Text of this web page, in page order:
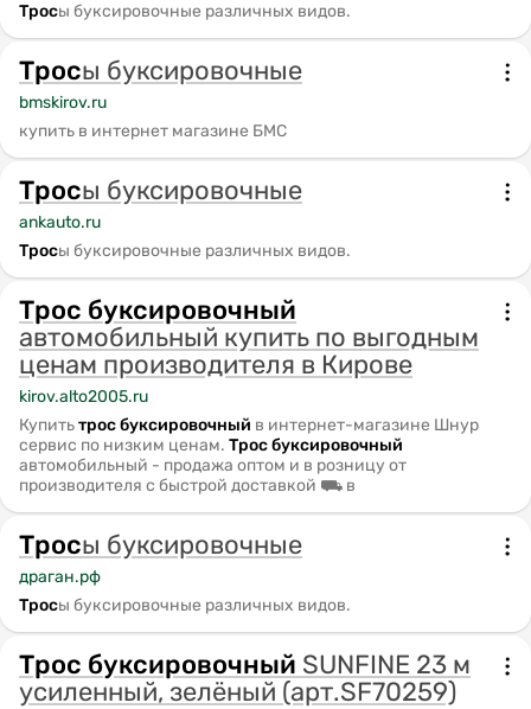
Тросы буксировочные различных видов.
Тросы буксировочные
bmskirov.ru
купить в интернет магазине БМС
Тросы буксировочные
ankauto.ru
Тросы буксировочные различных видов.
Трос буксировочный
автомобильный купить по выгодным
ценам производителя в Кирове
kirov.alto2005.ru
Купитьтросбуксировочный в интернет-магазине Шнур
сервис по низким ценам. Тросбуксировочный
автомобильный - продажа оптом и в розницу от
производителя с быстрой доставкой ⛟ в
Тросы буксировочные
драган.рф
Тросы буксировочные различных видов.
Трос буксировочный SUNFINE 23 м
усиленный, зелёный (арт.SF70259)